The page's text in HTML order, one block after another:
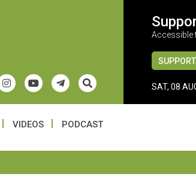
Accessible
SAT, 08
VIDEOS PODCAST